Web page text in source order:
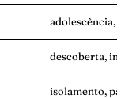
adolescência,
descoberta,
isolamento,